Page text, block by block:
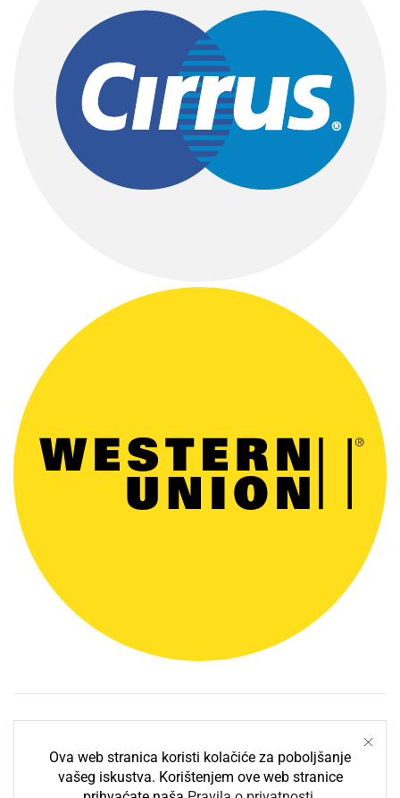
Tagovi
Oznake Proizvoda
Ova web stranica koristi kolačiće za poboljšanje
vašeg iskustva. Korištenjem ove web stranice